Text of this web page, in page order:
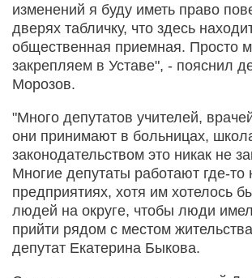
изменений я буду иметь право
дверях табличку, что здесь
общественная приемная. Просто
закрепляем в Уставе", - пояснил
Морозов.
"Много депутатов учителей,
они принимают в больницах,
законодательством это никак не
Многие депутаты работают где-то
предприятиях, хотя им хотелось
людей на округе, чтобы люди
прийти рядом с местом
депутат Екатерина Быкова.